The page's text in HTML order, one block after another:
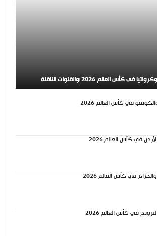
كأس العالم 2026 والقنوات الناقلة
موعد مباراة البرتغال والكونغو في كأس العالم 2026
موعد مباراة النمسا والأردن في كأس العالم 2026
موعد مباراة الأرجنتين والجزائر في كأس العالم 2026
موعد مباراة العراق والنرويج في كأس العالم 2026